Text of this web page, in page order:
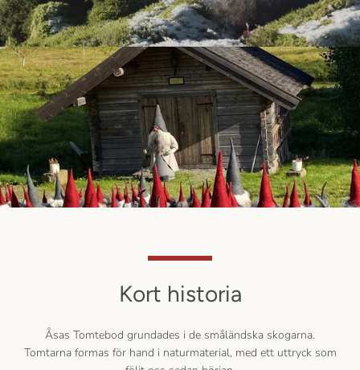
FacebookInstagram
SÖK
Kort historia
Åsas Tomtebod grundades i de småländska skogarna.
Tomtarna formas för hand i naturmaterial, med ett uttryck som